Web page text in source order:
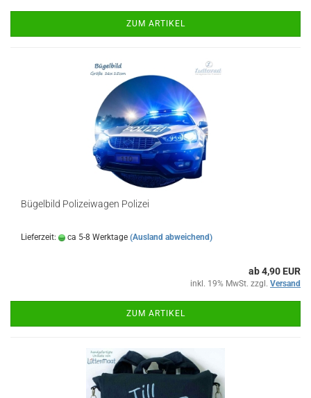
ZUM ARTIKEL
Bügelbild Polizeiwagen Polizei
Lieferzeit: ca 5-8 Werktage (Ausland abweichend)
ab 4,90 EUR
inkl. 19% MwSt. zzgl. Versand
ZUM ARTIKEL